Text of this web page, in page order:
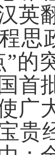
英
思
”的
首
广
贵